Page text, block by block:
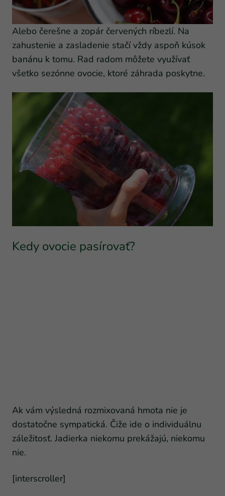
Alebo čerešne a zopár červených ríbezlí. Na
zahustenie a zasladenie stačí vždy aspoň kúsok
banánu k tomu. Rad radom môžete využívať
všetko sezónne ovocie, ktoré záhrada poskytne.
Kedy ovocie pasírovať?
Ak vám výsledná rozmixovaná hmota nie je
dostatočne sympatická. Čiže ide o individuálnu
záležitosť. Jadierka niekomu prekážajú, niekomu
nie.
[interscroller]